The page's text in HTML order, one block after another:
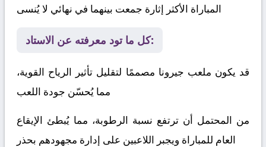
المباراة الأكثر إثارة جمعت بينهما في نهائي لا يُنسى
كل ما تود معرفته عن الاستاد:
قد يكون ملعب جيرونا مصممًا لتقليل تأثير الرياح القوية،
مما يُحسّن جودة اللعب
من المحتمل أن ترتفع نسبة الرطوبة، مما يُبطئ الإيقاع
العام للمباراة ويجبر اللاعبين على إدارة مجهودهم بحذر